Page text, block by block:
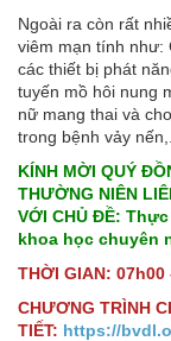
Ngoài ra còn rất
viêm mạn tính như:
các thiết bị phát
tuyến mồ hôi nung
nữ mang thai và
trong bệnh vảy
KÍNH MỜI QUÝ
THƯỜNG NIÊN
VỚI CHỦ ĐỀ:
khoa học chuyên
THỜI GIAN:
CHƯƠNG TRÌNH
TIẾT: https://